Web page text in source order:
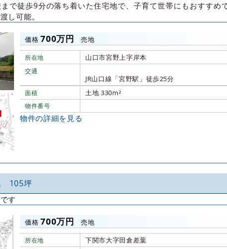
で徒歩9分の落ち着いた住宅地で、子育て世帯にもおすすめ
し可能。
価格 700万円 売地
所在地 山口市宮野上字岸本
交通
JR山口線「宮野駅」徒歩25分
面積 土地 330m²
物件番号
物件の詳細を見る
105坪
す
価格 700万円 売地
所在地 下関市大字田倉差葉